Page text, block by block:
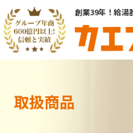
創業39年！給湯
取扱商品